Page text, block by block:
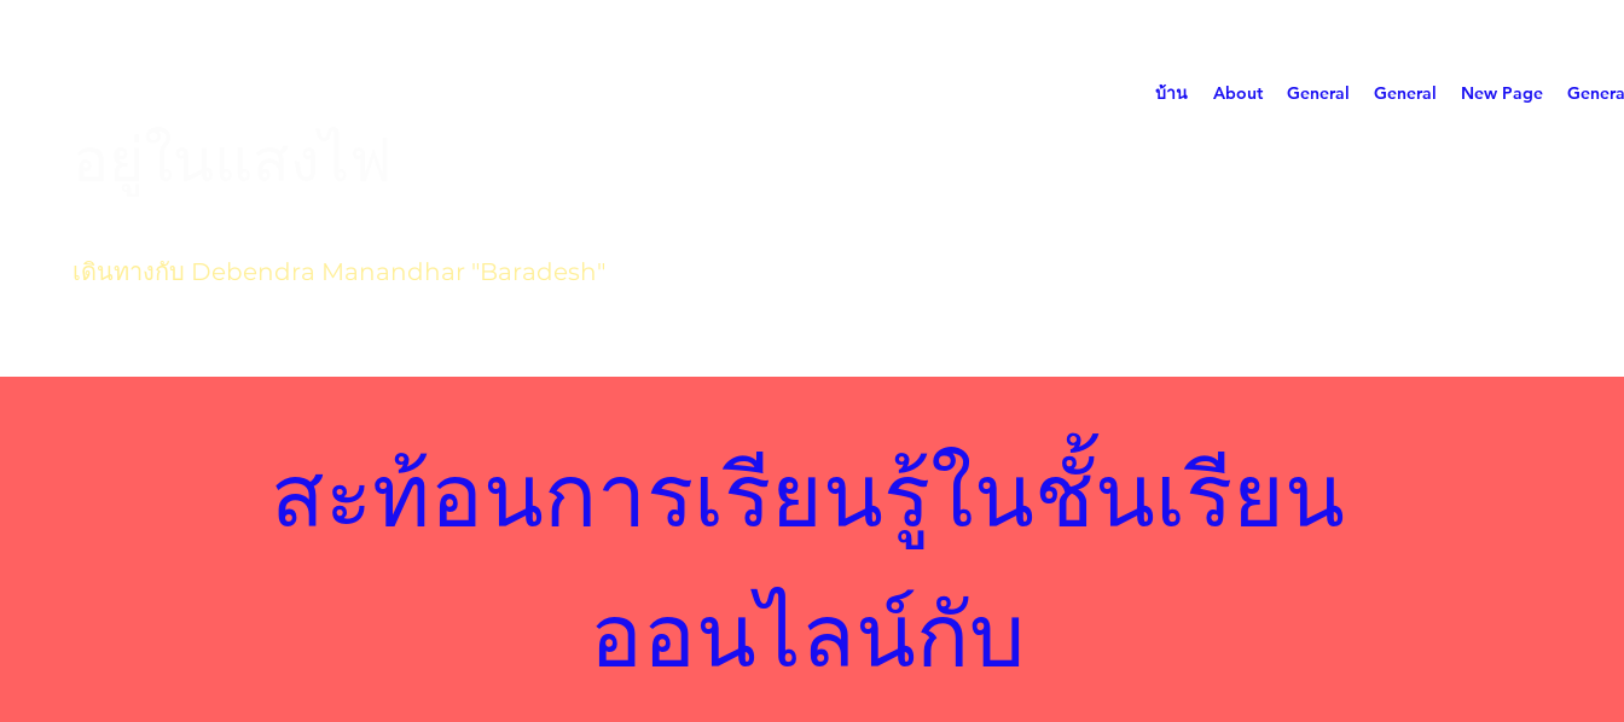
บ้าน About General General New Page
เดินทางกับ Debendra Manandhar "Baradesh"
สะท้อนการเรียนรู้ในชั้นเรียน
ออนไลน์กับ